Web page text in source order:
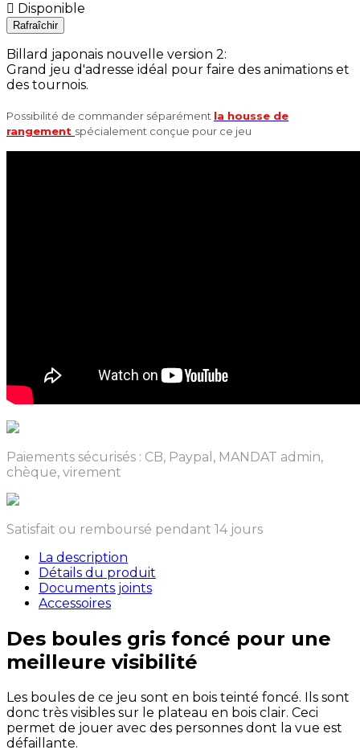
 Disponible
Billard japonais nouvelle version 2:
Grand jeu d'adresse idéal pour faire des animations et
des tournois.
Possibilité de commander séparément la housse de
rangement spécialement conçue pour ce jeu
Paiements sécurisés : CB, Paypal, MANDAT admin,
chèque, virement
Satisfait ou remboursé pendant 14 jours
La description
Détails du produit
Documents joints
Accessoires
Des boules gris foncé pour une
meilleure visibilité
Les boules de ce jeu sont en bois teinté foncé. Ils sont
donc très visibles sur le plateau en bois clair. Ceci
permet de jouer avec des personnes dont la vue est
défaillante.